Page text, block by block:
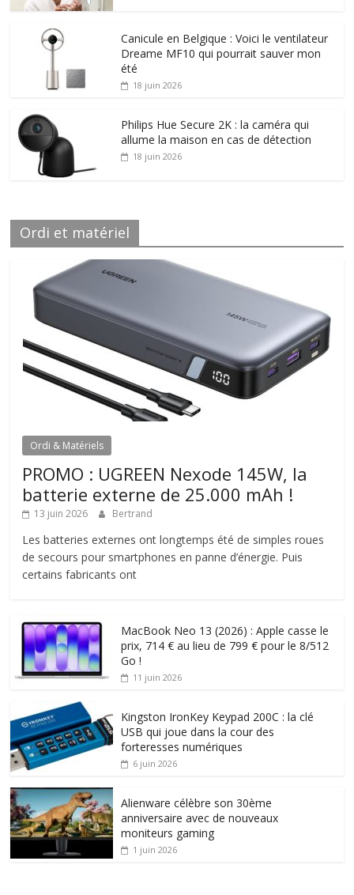
Canicule en Belgique : Voici le ventilateur
Dreame MF10 qui pourrait sauver mon
été
18 juin 2026
Philips Hue Secure 2K : la caméra qui
allume la maison en cas de détection
18 juin 2026
Ordi et matériel
Ordi & Matériels
PROMO : UGREEN Nexode 145W, la
batterie externe de 25.000 mAh !
13 juin 2026 Bertrand
Les batteries externes ont longtemps été de simples roues
de secours pour smartphones en panne d’énergie. Puis
certains fabricants ont
MacBook Neo 13 (2026) : Apple casse le
prix, 714 € au lieu de 799 € pour le 8/512
Go !
11 juin 2026
Kingston IronKey Keypad 200C : la clé
USB qui joue dans la cour des
forteresses numériques
6 juin 2026
Alienware célèbre son 30ème
anniversaire avec de nouveaux
moniteurs gaming
1 juin 2026